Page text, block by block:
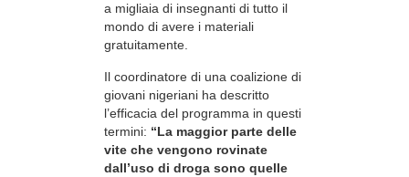
a migliaia di insegnanti di tutto il
mondo di avere i materiali
gratuitamente.
Il coordinatore di una coalizione di
giovani nigeriani ha descritto
l’efficacia del programma in questi
termini: “La maggior parte delle
vite che vengono rovinate
dall’uso di droga sono quelle